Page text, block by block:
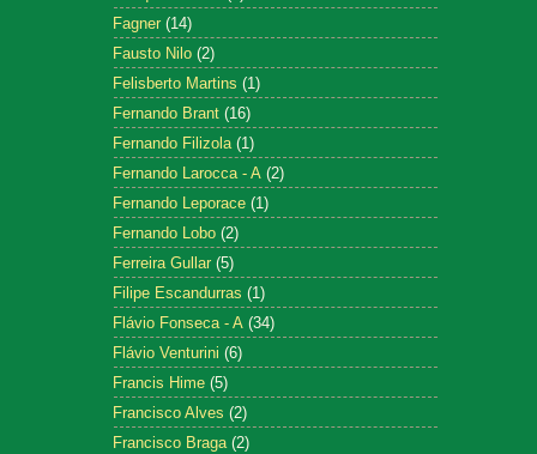
Fagner (14)
Fausto Nilo (2)
Felisberto Martins (1)
Fernando Brant (16)
Fernando Filizola (1)
Fernando Larocca - A (2)
Fernando Leporace (1)
Fernando Lobo (2)
Ferreira Gullar (5)
Filipe Escandurras (1)
Flávio Fonseca - A (34)
Flávio Venturini (6)
Francis Hime (5)
Francisco Alves (2)
Francisco Braga (2)